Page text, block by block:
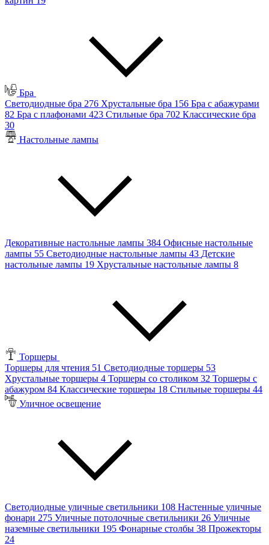
Бра
Светодиодные бра 276 Хрустальные бра 156 Бра с абажурами
82 Бра с плафонами 423 Стильные бра 702 Классические бра
30
Настольные лампы
Декоративные настольные лампы 384 Офисные настольные
лампы 55 Светодиодные настольные лампы 43 Детские
настольные лампы 19 Хрустальные настольные лампы 8
Торшеры
Торшеры для чтения 51 Светодиодные торшеры 53
Хрустальные торшеры 4 Торшеры со столиком 32 Торшеры с
абажуром 84 Классические торшеры 18 Стильные торшеры 44
Уличное освещение
Светодиодные уличные светильники 108 Настенные уличные
фонари 275 Уличные потолочные светильники 26 Уличные
наземные светильники 195 Фонарные столбы 38 Прожекторы
24